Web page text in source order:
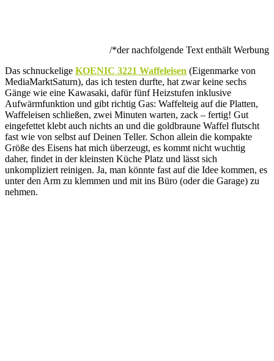
/*der nachfolgende Text enthält Werbung
Das schnuckelige KOENIC 3221 Waffeleisen (Eigenmarke von
MediaMarktSaturn), das ich testen durfte, hat zwar keine sechs
Gänge wie eine Kawasaki, dafür fünf Heizstufen inklusive
Aufwärmfunktion und gibt richtig Gas: Waffelteig auf die Platten,
Waffeleisen schließen, zwei Minuten warten, zack – fertig! Gut
eingefettet klebt auch nichts an und die goldbraune Waffel flutscht
fast wie von selbst auf Deinen Teller. Schon allein die kompakte
Größe des Eisens hat mich überzeugt, es kommt nicht wuchtig
daher, findet in der kleinsten Küche Platz und lässt sich
unkompliziert reinigen. Ja, man könnte fast auf die Idee kommen, es
unter den Arm zu klemmen und mit ins Büro (oder die Garage) zu
nehmen.